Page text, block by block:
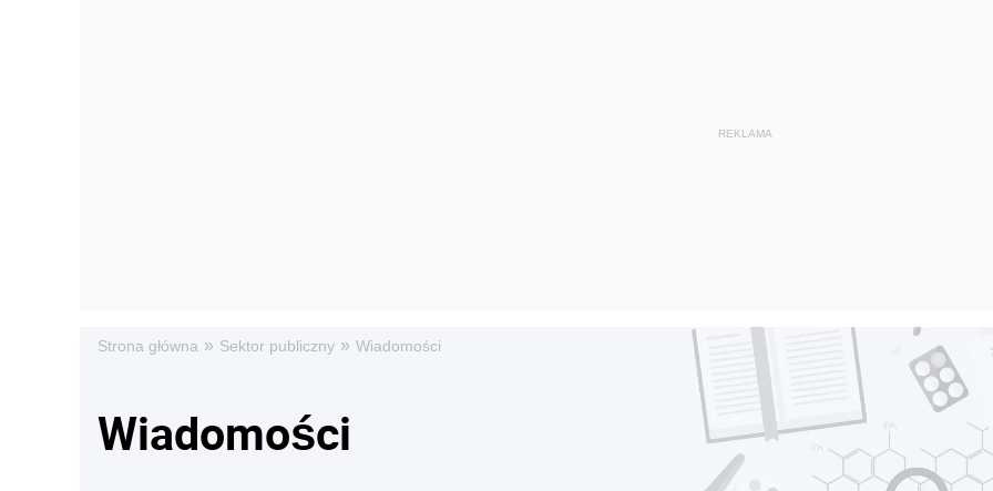
Strona główna » Sektor publiczny » Wiadomości
Wiadomości